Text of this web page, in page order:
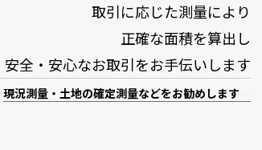
取引に応じた測量により
正確な面積を算出し
安全・安心なお取引をお手伝いします
現況測量・土地の確定測量などをお勧めします